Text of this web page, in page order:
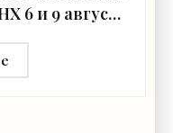
6 и 9 августа